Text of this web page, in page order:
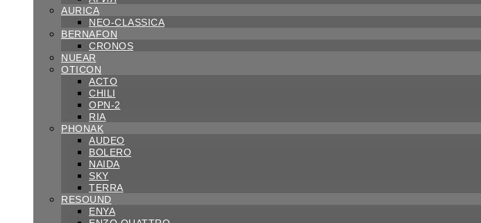
AURICA
NEO-CLASSICA
BERNAFON
CRONOS
NUEAR
OTICON
ACTO
CHILI
OPN-2
RIA
PHONAK
AUDEO
BOLERO
NAIDA
SKY
TERRA
RESOUND
ENYA